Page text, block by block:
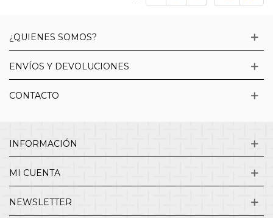
¿QUIENES SOMOS?
ENVÍOS Y DEVOLUCIONES
CONTACTO
INFORMACIÓN
MI CUENTA
NEWSLETTER